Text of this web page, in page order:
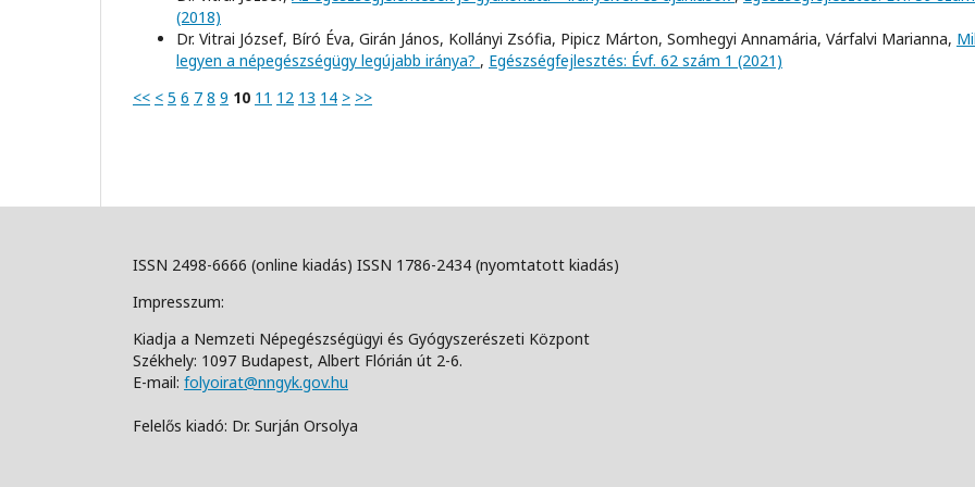
(2018)
Dr. Vitrai József, Bíró Éva, Girán János, Kollányi Zsófia, Pipicz Márton, Somhegyi Annamária, Várfalvi Marianna,
legyen a népegészségügy legújabb iránya? , Egészségfejlesztés: Évf. 62 szám 1 (2021)
<< < 5 6 7 8 9 10 11 12 13 14 > >>
ISSN 2498-6666 (online kiadás) ISSN 1786-2434 (nyomtatott kiadás)
Impresszum:
Kiadja a Nemzeti Népegészségügyi és Gyógyszerészeti Központ
Székhely: 1097 Budapest, Albert Flórián út 2-6.
E-mail: folyoirat@nngyk.gov.hu
Felelős kiadó: Dr. Surján Orsolya